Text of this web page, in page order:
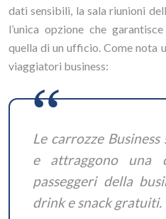
dati sensibili, la sala riunioni
l’unica opzione che
quella di un ufficio. Come nota
viaggiatori business:
Le carrozze
e attraggono una
passeggeri della
drink e snack gratuiti.